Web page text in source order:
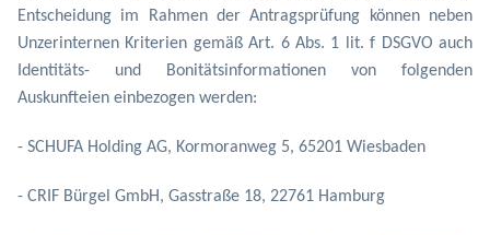
Entscheidung im Rahmen der Antragsprüfung können neben
Unzerinternen Kriterien gemäß Art. 6 Abs. 1 lit. f DSGVO auch
Identitäts- und Bonitätsinformationen von folgenden
Auskunfteien einbezogen werden:
- SCHUFA Holding AG, Kormoranweg 5, 65201 Wiesbaden
- CRIF Bürgel GmbH, Gasstraße 18, 22761 Hamburg